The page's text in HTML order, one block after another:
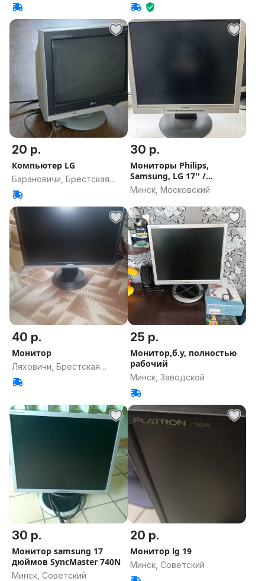
20 р.
Компьютер LG
Барановичи, Брестская
область
30 р.
Мониторы Philips,
Samsung, LG 17'' /
Клавиатура
Минск, Московский
40 р.
Монитор
Ляховичи, Брестская
область
25 р.
Монитор,б.у, полностью
рабочий
Минск, Заводской
30 р.
Монитор samsung 17
дюймов SyncMaster 740N
Минск, Советский
20 р.
Монитор lg 19
Минск, Советский